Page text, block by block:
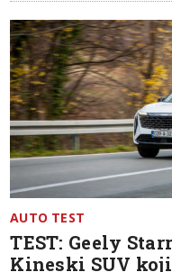
AUTO TEST
TEST: Geely
Kineski SUV